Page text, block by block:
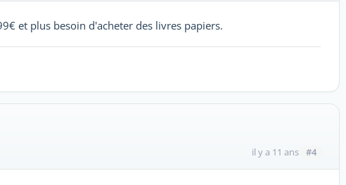
et plus besoin d'acheter des livres papiers.
il y a 11 ans #4